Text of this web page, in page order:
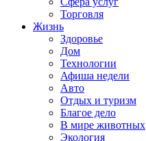
Торговля
Жизнь
Здоровье
Дом
Технологии
Афиша недели
Авто
Отдых и туризм
Благое дело
В мире животных
Экология